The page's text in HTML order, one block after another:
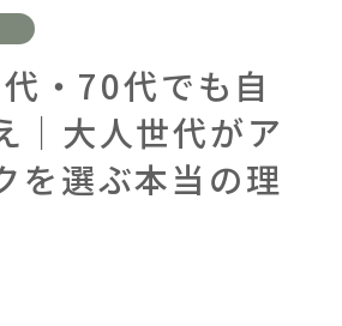
・70代でも自
｜大人世代がア
を選ぶ本当の理